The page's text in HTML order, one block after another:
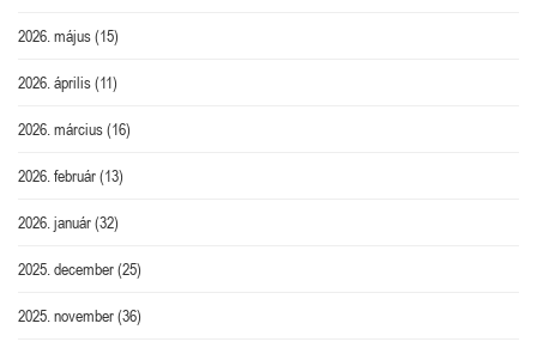
2026. május(15)
2026. április(11)
2026. március(16)
2026. február(13)
2026. január(32)
2025. december(25)
2025. november(36)